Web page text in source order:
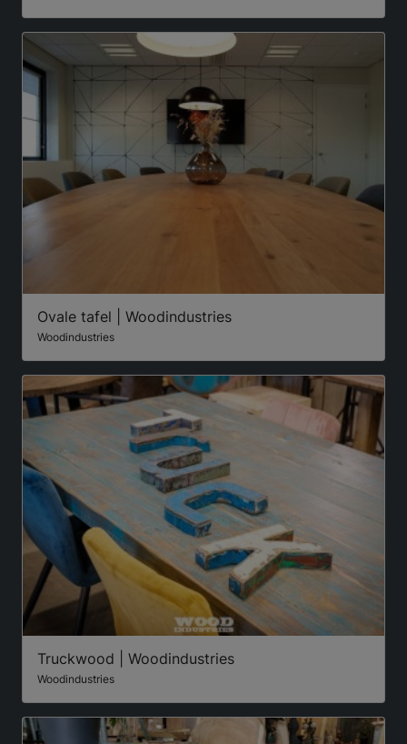
Ovale tafel | Woodindustries
Woodindustries
Truckwood | Woodindustries
Woodindustries